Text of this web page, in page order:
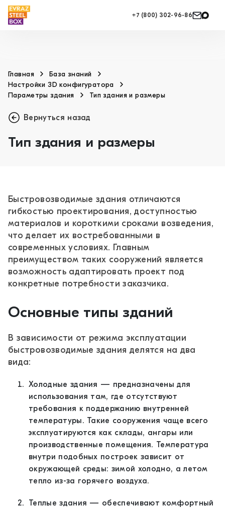
+7 (800) 302-96-86
Главная
База знаний
Настройки 3D конфигуратора
Параметры здания
Тип здания и размеры
Вернуться назад
Тип здания и размеры
Быстровозводимые здания отличаются
гибкостью проектирования, доступностью
материалов и короткими сроками возведения,
что делает их востребованными в
современных условиях. Главным
преимуществом таких сооружений является
возможность адаптировать проект под
конкретные потребности заказчика.
Основные типы зданий
В зависимости от режима эксплуатации
быстровозводимые здания делятся на два
вида:
Холодные здания — предназначены для
использования там, где отсутствуют
требования к поддержанию внутренней
температуры. Такие сооружения чаще всего
эксплуатируются как склады, ангары или
производственные помещения. Температура
внутри подобных построек зависит от
окружающей среды: зимой холодно, а летом
тепло из-за горячего воздуха.
Теплые здания — обеспечивают комфортный